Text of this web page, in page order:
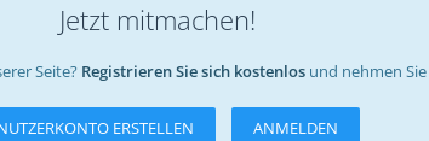
Jetzt mitmachen!
Seite? Registrieren Sie sich kostenlos und nehmen
ERSTELLEN ANMELDEN